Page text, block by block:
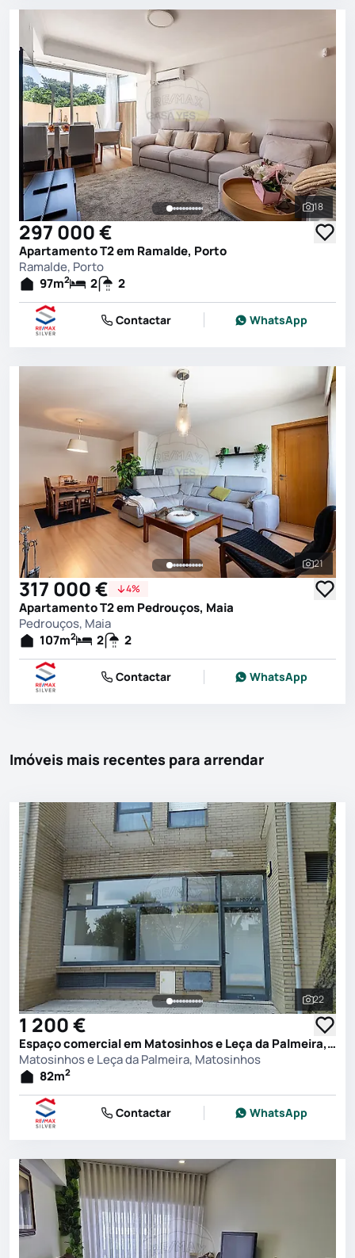
Ver
18
297 000 €
Apartamento T2 em Ramalde, Porto
Ramalde, Porto
97m2 2 2
Contactar WhatsApp
Ver
21
317 000 € 4%
Apartamento T2 em Pedrouços, Maia
Pedrouços, Maia
107m2 2 2
Contactar WhatsApp
Imóveis mais recentes para arrendar
Ver
22
1 200 €
Espaço comercial em Matosinhos e Leça da Palmeira, Matosinhos
Matosinhos e Leça da Palmeira, Matosinhos
82m2
Contactar WhatsApp